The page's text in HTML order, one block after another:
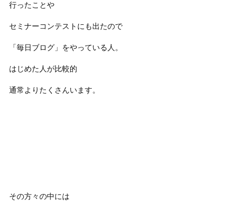
行ったことや
セミナーコンテストにも出たので
「毎日ブログ」をやっている人。
はじめた人が比較的
通常よりたくさんいます。
その方々の中には